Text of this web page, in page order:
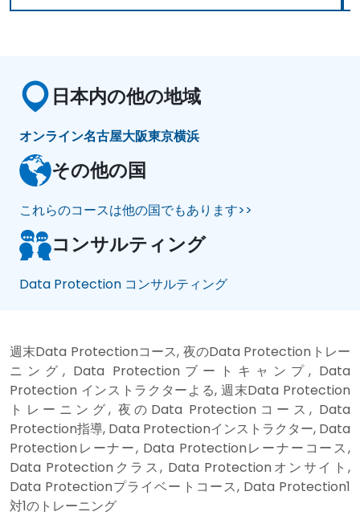
日本内の他の地域
オンライン名古屋大阪東京横浜
その他の国
これらのコースは他の国でもあります>>
コンサルティング
Data Protection コンサルティング
週末Data Protectionコース, 夜のData Protectionトレー
ニング, Data Protectionブートキャンプ, Data
Protection インストラクターよる, 週末Data Protection
トレーニング, 夜のData Protectionコース, Data
Protection指導, Data Protectionインストラクター, Data
Protectionレーナー, Data Protectionレーナーコース,
Data Protectionクラス, Data Protectionオンサイト,
Data Protectionプライベートコース, Data Protection1
対1のトレーニング